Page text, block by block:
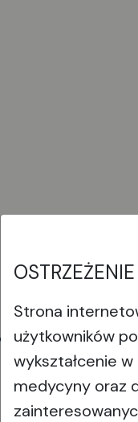
OSTRZEŻENIE
Strona
użytkowników
wykształcenie
medycyny oraz